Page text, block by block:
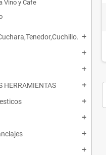
Vino y Cafe
add
add
add
HERRAMIENTAS add
add
add
add
add